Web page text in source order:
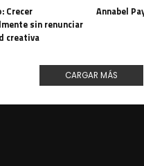
Crecer
sin renunciar
creativa
Annabel
CARGAR MÁS